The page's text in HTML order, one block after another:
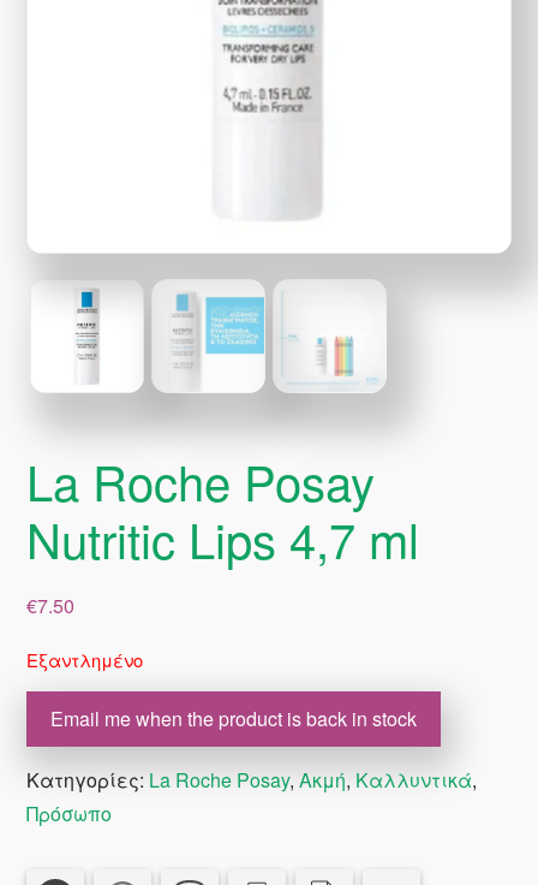
La Roche Posay
Nutritic Lips 4,7 ml
€7.50
Εξαντλημένο
Email me when the product is back in stock
Κατηγορίες: La Roche Posay,Ακμή, Καλλυντικά,
Πρόσωπο